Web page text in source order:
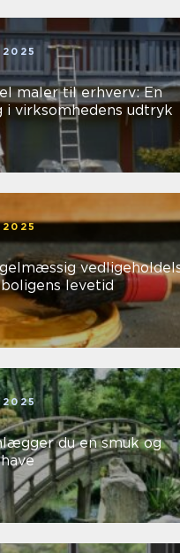
maler til erhverv: En
i virksomhedens udtryk
levetid
du en smuk og